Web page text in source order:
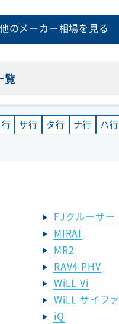
のメーカー相場を見る
覧
サ行 タ行 ナ行 ハ行
FJクルーザー
MIRAI
MR2
RAV4 PHV
WiLL Vi
WiLL サイファ
iQ